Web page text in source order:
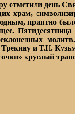
отметили день
храм,
приятно
и Т.Н.
круглый